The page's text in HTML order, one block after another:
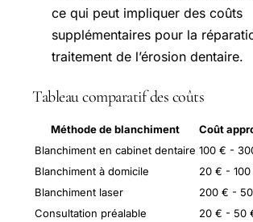
ce qui peut impliquer des coûts
supplémentaires pour la
traitement de l’érosion dentaire.
Tableau comparatif des coûts
Méthode de blanchiment
Coût
Blanchiment en cabinet dentaire 100 € -
Blanchiment à domicile
20 € - 100
Blanchiment laser
200 € -
Consultation préalable
20 € - 50